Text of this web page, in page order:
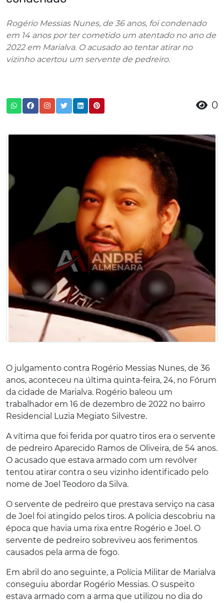
Rogério Messias Nunes, de 36 anos, foi condenado
em 14 anos por ter cometido um atentado no ano de
2022 em Marialva. O acusado ao tentar atirar no
vizinho acertou um servente de pedreiro.
0
O julgamento contra Rogério Messias Nunes, de 36
anos, aconteceu na última quinta-feira, 24, no Fórum
da cidade de Marialva. Rogério baleou um
trabalhador em 16 de dezembro de 2022 no bairro
Residencial Luzia Megiato Silvestre.
A vítima que foi ferida por quatro tiros era o servente
de pedreiro Aparecido Ramos de Oliveira, de 54 anos.
O acusado que estava armado com um revólver
tentou atirar contra o seu vizinho identificado pelo
nome de Joel Teodoro da Silva.
O servente de pedreiro que prestava serviço na casa
de Joel foi atingido pelos tiros. A polícia descobriu na
época que havia uma rixa entre Rogério e Joel. O
servente de pedreiro sobreviveu aos ferimentos
causados pela arma de fogo.
Em abril do ano seguinte, a Polícia Militar de Marialva
conseguiu abordar Rogério Messias. O suspeito
estava armado com a arma que utilizou no dia do